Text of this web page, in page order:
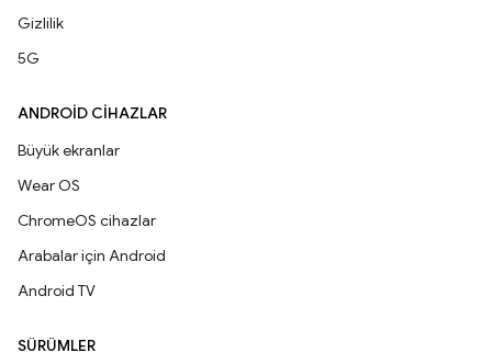
Gizlilik
5G
ANDROID CIHAZLAR
Büyük ekranlar
Wear OS
ChromeOS cihazlar
Arabalar için Android
Android TV
SÜRÜMLER